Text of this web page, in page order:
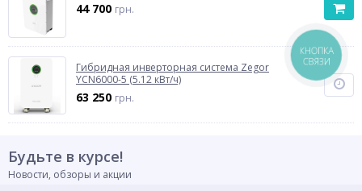
44 700 грн.
Гибридная инверторная система Zegor
YCN6000-5 (5.12 кВт/ч)
63 250 грн.
Будьте в курсе!
Новости, обзоры и акции
КНОПКА
СВЯЗИ